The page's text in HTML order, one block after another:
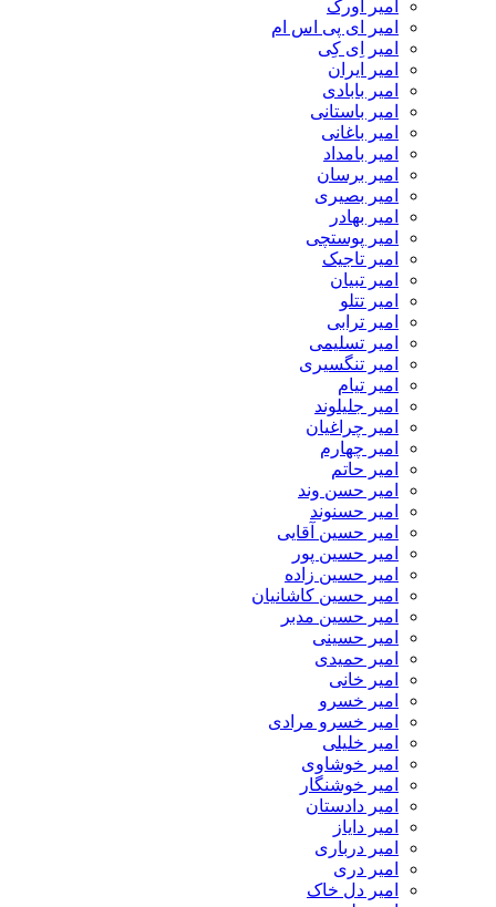
امیر اورک
امیر ای پی اس ام
امیر اِی کِی
امیر ایران
امیر بابادی
امیر باستانی
امیر باغانی
امیر بامداد
امیر برسان
امیر بصیری
امیر بهادر
امیر پوستچی
امیر تاجیک
امیر تبیان
امیر تتلو
امیر ترابی
امیر تسلیمی
امیر تنگسیری
امیر تیام
امیر جلیلوند
امیر چراغیان
امیر چهارم
امیر حاتم
امیر حسن وند
امیر حسنوند
امیر حسین آقایی
امیر حسین پور
امیر حسین زاده
امیر حسین کاشانیان
امیر حسین مدبر
امیر حسینی
امیر حمیدی
امیر خانی
امیر خسرو
امیر خسرو مرادی
امیر خلیلی
امیر خوشاوی
امیر خوشنگار
امیر دادستان
امیر دایاز
امیر درباری
امیر دری
امیر دل خاک